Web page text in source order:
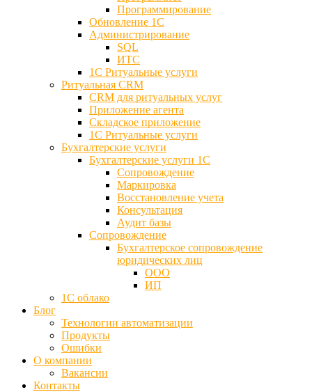
Программирование
Обновление 1С
Администрирование
SQL
ИТС
1С Ритуальные услуги
Ритуальная CRM
CRM для ритуальных услуг
Приложение агента
Складское приложение
1С Ритуальные услуги
Бухгалтерские услуги
Бухгалтерские услуги 1С
Сопровождение
Маркировка
Восстановление учета
Консультация
Аудит базы
Cопровождение
Бухгалтерское сопровождение
юридических лиц
ООО
ИП
1С облако
Блог
Технологии автоматизации
Продукты
Ошибки
О компании
Вакансии
Контакты